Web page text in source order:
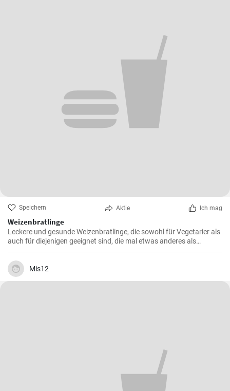
Speichern Aktie Ich mag
Weizenbratlinge
Leckere und gesunde Weizenbratlinge, die sowohl für Vegetarier als
auch für diejenigen geeignet sind, die mal etwas anderes als
normale Fleischbratlinge genießen möchten.
Mis12